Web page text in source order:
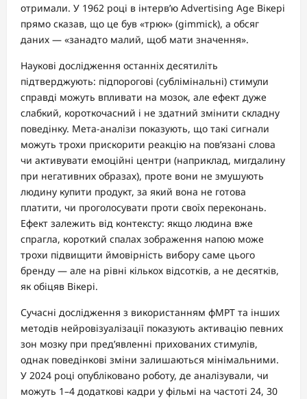
отримали. У 1962 році в інтерв’ю Advertising Age Вікері
прямо сказав, що це був «трюк» (gimmick), а обсяг
даних — «занадто малий, щоб мати значення».
Наукові дослідження останніх десятиліть
підтверджують: підпорогові (сублімінальні) стимули
справді можуть впливати на мозок, але ефект дуже
слабкий, короткочасний і не здатний змінити складну
поведінку. Мета-аналізи показують, що такі сигнали
можуть трохи прискорити реакцію на пов’язані слова
чи активувати емоційні центри (наприклад, мигдалину
при негативних образах), проте вони не змушують
людину купити продукт, за який вона не готова
платити, чи проголосувати проти своїх переконань.
Ефект залежить від контексту: якщо людина вже
спрагла, короткий спалах зображення напою може
трохи підвищити ймовірність вибору саме цього
бренду — але на рівні кількох відсотків, а не десятків,
як обіцяв Вікері.
Сучасні дослідження з використанням фМРТ та інших
методів нейровізуалізації показують активацію певних
зон мозку при пред’явленні прихованих стимулів,
однак поведінкові зміни залишаються мінімальними.
У 2024 році опубліковано роботу, де аналізували, чи
можуть 1–4 додаткові кадри у фільмі на частоті 24, 30